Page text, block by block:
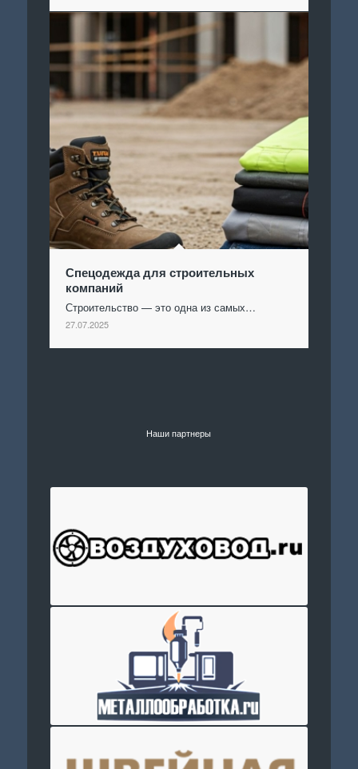
Спецодежда для строительных
компаний
Строительство — это одна из самых…
27.07.2025
Наши партнеры